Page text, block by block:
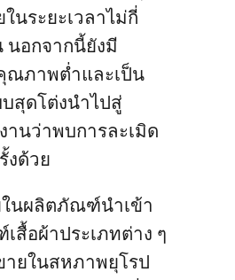
นระยะเวลาไม่กี่
นอกจากนี้ยังมี
ณภาพต่ำและเป็น
สุดโต่งนำไปสู่
านว่าพบการละเมิด
งด้วย
ในผลิตภัณฑ์นำเข้า
สื้อผ้าประเภทต่าง ๆ
ายในสหภาพยุโรป